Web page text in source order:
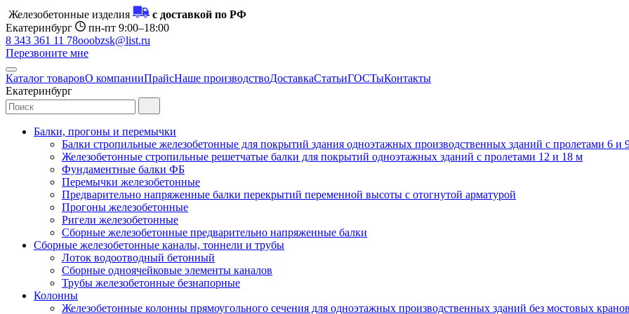
Железобетонные изделия
с доставкой по РФ
Екатеринбург
пн-пт 9:00–18:00
8 343 361 11 78ooobzsk@list.ru
Перезвоните мне
Каталог товаровО компанииПрайсНаше производствоДоставкаСтатьиГОСТыКонтакты
Екатеринбург
Балки, прогоны и перемычки
Балки стропильные железобетонные для покрытий здания одноэтажных производственных зданий с пролетами 6
Железобетонные стропильные решетчатые балки для покрытий одноэтажных зданий с пролетами 12 и 18 м
Фундаментные балки ФБ
Перемычки железобетонные
Предварительно напряженные балки перекрытий переменной высоты с отогнутой арматурой
Прогоны железобетонные
Ригели железобетонные
Сборные железобетонные предварительно напряженные балки
Сборные железобетонные каналы, тоннели и трубы
Лоток водоотводный бетонный
Сборные одноячейковые элементы каналов
Трубы железобетонные безнапорные
Колонны
Железобетонные колонны прямоугольного сечения для одноэтажных производственных зданий без мостовых кранов